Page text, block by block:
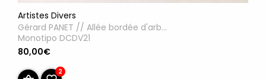
Artistes Divers
Gérard PANET // Allée bordée d'arb...
Monotipo DCDV21
80,00€
2